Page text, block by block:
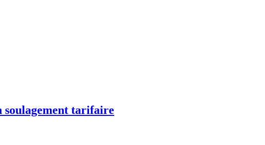
soulagement tarifaire